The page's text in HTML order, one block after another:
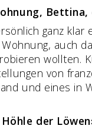
ganz klar
auch
wollten.
von
und eines in
Höhle der